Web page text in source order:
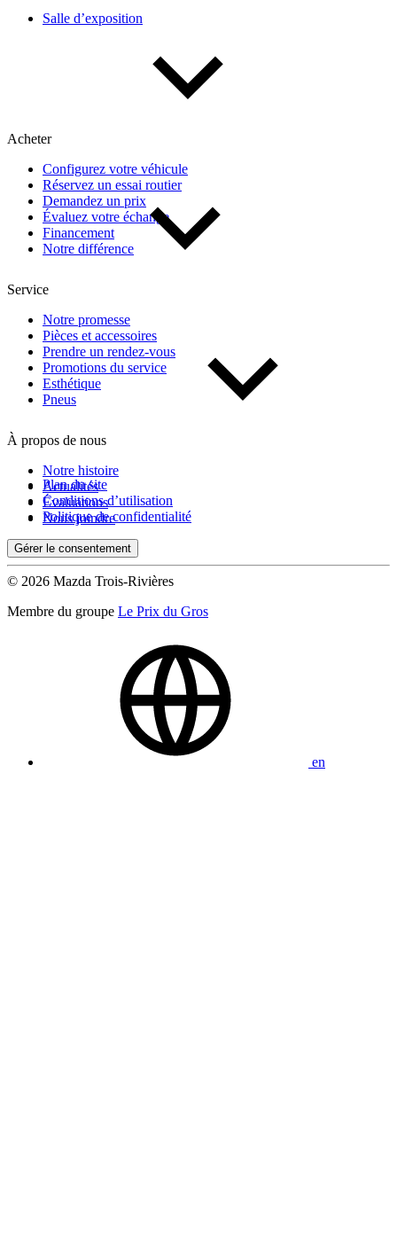
Salle d’exposition
Acheter
Configurez votre véhicule
Réservez un essai routier
Demandez un prix
Évaluez votre échange
Financement
Notre différence
Service
Notre promesse
Pièces et accessoires
Prendre un rendez-vous
Promotions du service
Esthétique
Pneus
À propos de nous
Notre histoire
Actualités
Évaluations
Nous joindre
Plan du site
Conditions d’utilisation
Politique de confidentialité
Gérer le consentement
© 2026 Mazda Trois-Rivières
Membre du groupe Le Prix du Gros
en